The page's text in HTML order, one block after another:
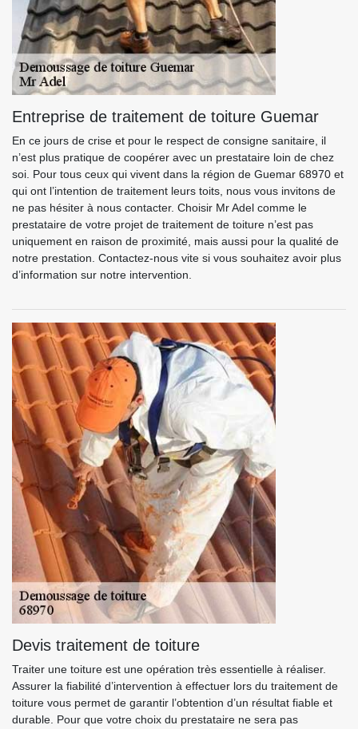
Entreprise de traitement de toiture Guemar
En ce jours de crise et pour le respect de consigne sanitaire, il
n’est plus pratique de coopérer avec un prestataire loin de chez
soi. Pour tous ceux qui vivent dans la région de Guemar 68970 et
qui ont l’intention de traitement leurs toits, nous vous invitons de
ne pas hésiter à nous contacter. Choisir Mr Adel comme le
prestataire de votre projet de traitement de toiture n’est pas
uniquement en raison de proximité, mais aussi pour la qualité de
notre prestation. Contactez-nous vite si vous souhaitez avoir plus
d’information sur notre intervention.
Devis traitement de toiture
Traiter une toiture est une opération très essentielle à réaliser.
Assurer la fiabilité d’intervention à effectuer lors du traitement de
toiture vous permet de garantir l’obtention d’un résultat fiable et
durable. Pour que votre choix du prestataire ne sera pas